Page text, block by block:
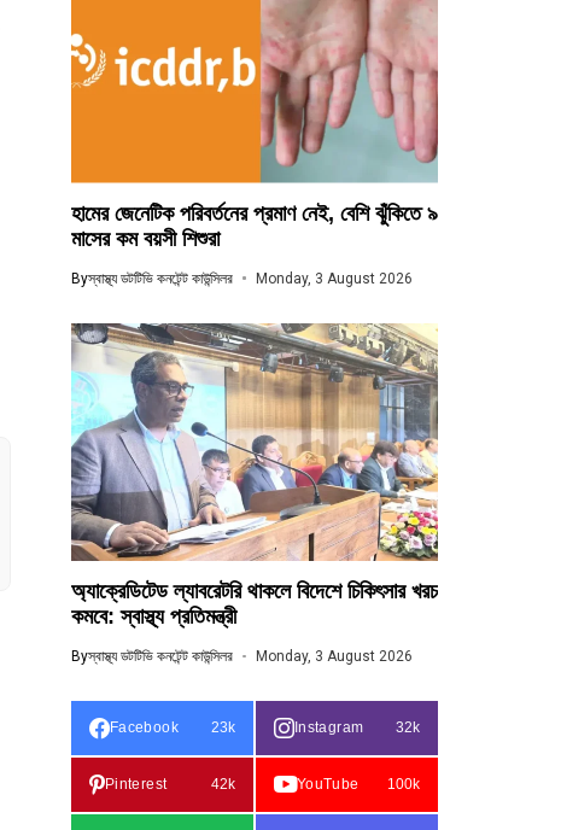
হামের জেনেটিক পরিবর্তনের প্রমাণ নেই, বেশি ঝুঁকিতে ৯
মাসের কম বয়সী শিশুরা
Byস্বাস্থ্য ডটটিভি কনটেন্ট কাউন্সিলর Monday, 3 August 2026
অ্যাক্রেডিটেড ল্যাবরেটরি থাকলে বিদেশে চিকিৎসার খরচ
কমবে: স্বাস্থ্য প্রতিমন্ত্রী
Byস্বাস্থ্য ডটটিভি কনটেন্ট কাউন্সিলর Monday, 3 August 2026
Facebook 23k Instagram 32k
Pinterest 42k YouTube 100k